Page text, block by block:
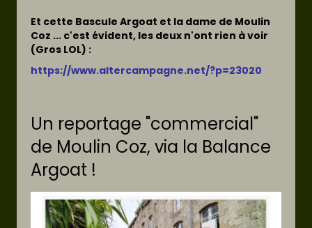
Et cette Bascule Argoat et la dame de Moulin
Coz ... c'est évident, les deux n'ont rien à voir
(Gros LOL) :
https://www.altercampagne.net/?p=23020
Un reportage "commercial"
de Moulin Coz, via la Balance
Argoat !